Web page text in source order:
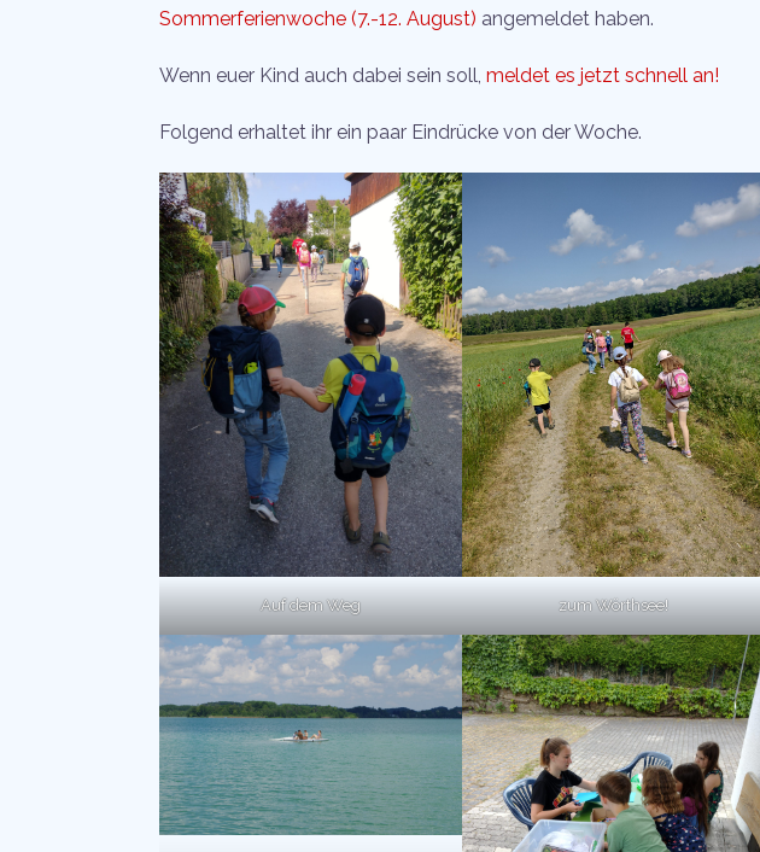
Sommerferienwoche (7.-12. August) angemeldet haben.
Wenn euer Kind auch dabei sein soll, meldet es jetzt schnell an!
Folgend erhaltet ihr ein paar Eindrücke von der Woche.
Auf dem Weg zum Wörthsee!